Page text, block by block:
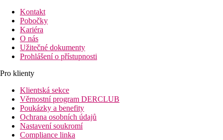
Kontakt
Pobočky
Kariéra
O nás
Užitečné dokumenty
Prohlášení o přístupnosti
Pro klienty
Klientská sekce
Věrnostní program DERCLUB
Poukázky a benefity
Ochrana osobních údajů
Nastavení soukromí
Compliance linka